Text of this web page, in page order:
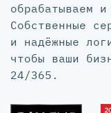
обрабатываем
Собственные
и надёжные
чтобы ваши
24/365.